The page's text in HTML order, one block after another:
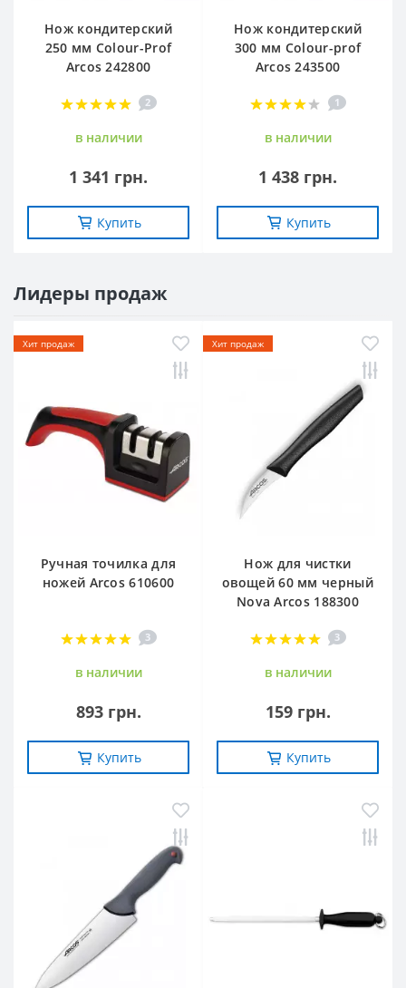
Нож кондитерский
250 мм Colour-Prof
Arcos 242800
2
в наличии
1 341 грн.
Купить
Нож кондитерский
300 мм Colour-prof
Arcos 243500
1
в наличии
1 438 грн.
Купить
Лидеры продаж
Хит продаж
Ручная точилка для
ножей Arcos 610600
3
в наличии
893 грн.
Купить
Хит продаж
Нож для чистки
овощей 60 мм черный
Nova Arcos 188300
3
в наличии
159 грн.
Купить